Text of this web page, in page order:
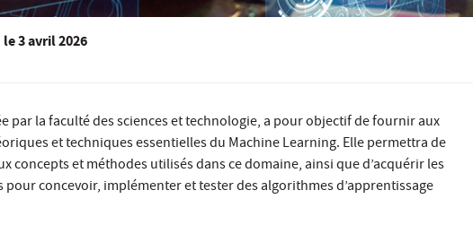
le3 avril 2026
par la faculté des sciences et technologie, a pour objectif de fournir aux
et techniques essentielles du Machine Learning. Elle permettra de
concepts et méthodes utilisés dans ce domaine, ainsi que d’acquérir les
pour concevoir, implémenter et tester des algorithmes d’apprentissage